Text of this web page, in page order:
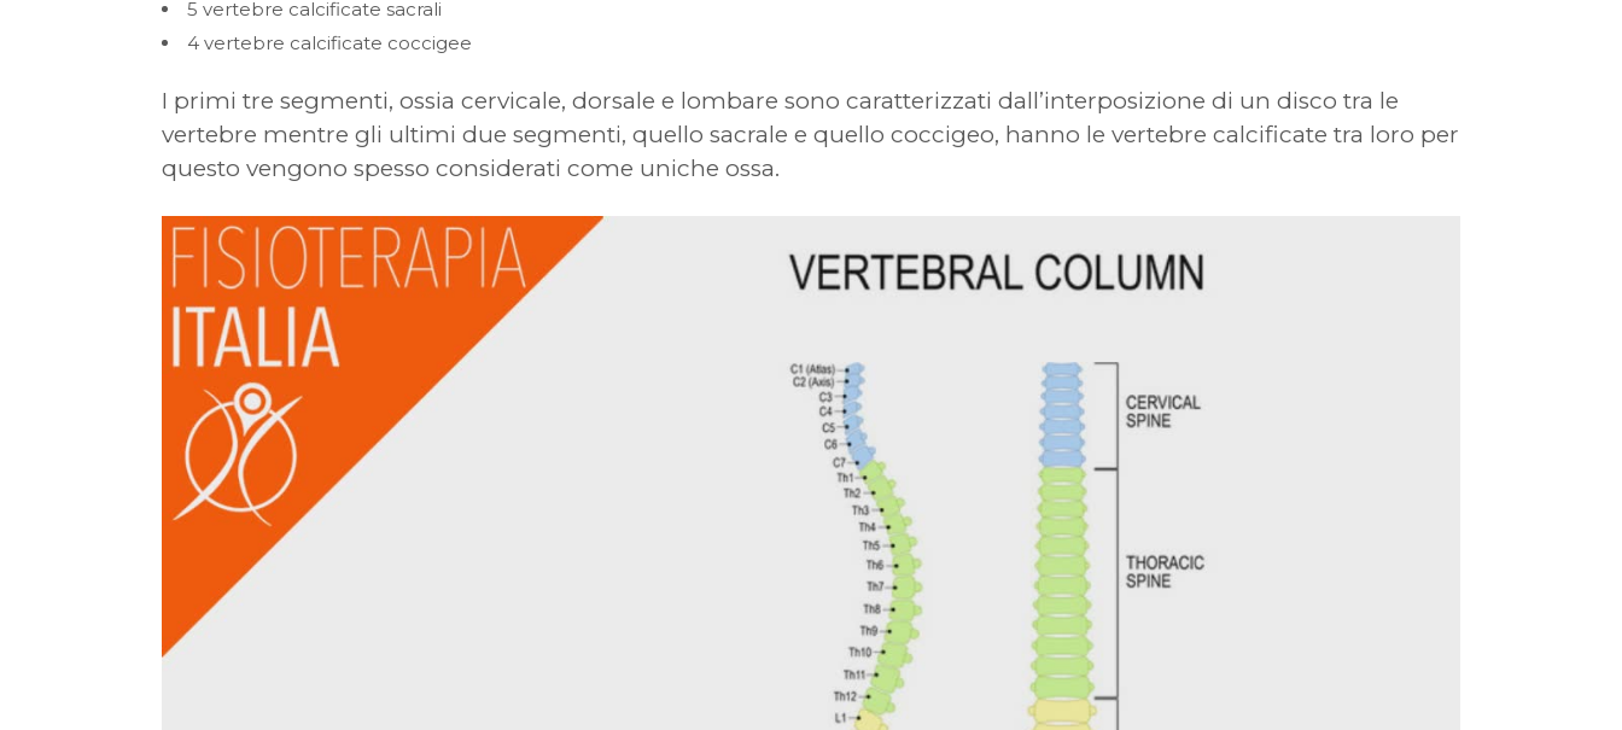
5 vertebre calcificate sacrali
4 vertebre calcificate coccigee
I primi tre segmenti, ossia cervicale, dorsale e lombare sono caratterizzati dall’interposizione di un disco tra le
vertebre mentre gli ultimi due segmenti, quello sacrale e quello coccigeo, hanno le vertebre calcificate tra loro per
questo vengono spesso considerati come uniche ossa.